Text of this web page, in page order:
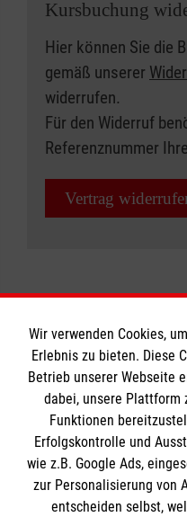
Kursdauer:
9
Jetzt Kurs
Kursbuchung
Hier können Sie die
gemäß unserer
widerrufen.
Für den Widerruf
Referenznummer
Vertrag
Informationen
Impressum
Datenschutz
Barrierefreiheit
Die Malteser
Wir verwenden Cookies,
Erlebnis zu bieten. Diese
Betrieb unserer Webseite
dabei, unsere Plattform
Funktionen
Erfolgskontrolle und
wie z.B. Google Ads,
zur Personalisierung von
entscheiden selbst,